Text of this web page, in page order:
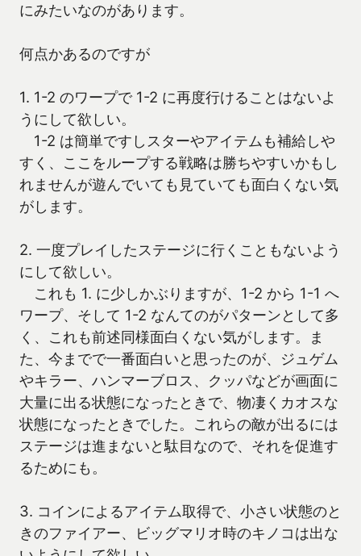
にみたいなのがあります。
何点かあるのですが
1. 1-2 のワープで 1-2 に再度行けることはないよ
うにして欲しい。
1-2 は簡単ですしスターやアイテムも補給しや
すく、ここをループする戦略は勝ちやすいかもし
れませんが遊んでいても見ていても面白くない気
がします。
2. 一度プレイしたステージに行くこともないよう
にして欲しい。
これも 1. に少しかぶりますが、1-2 から 1-1 へ
ワープ、そして 1-2 なんてのがパターンとして多
く、これも前述同様面白くない気がします。ま
た、今までで一番面白いと思ったのが、ジュゲム
やキラー、ハンマーブロス、クッパなどが画面に
大量に出る状態になったときで、物凄くカオスな
状態になったときでした。これらの敵が出るには
ステージは進まないと駄目なので、それを促進す
るためにも。
3. コインによるアイテム取得で、小さい状態のと
きのファイアー、ビッグマリオ時のキノコは出な